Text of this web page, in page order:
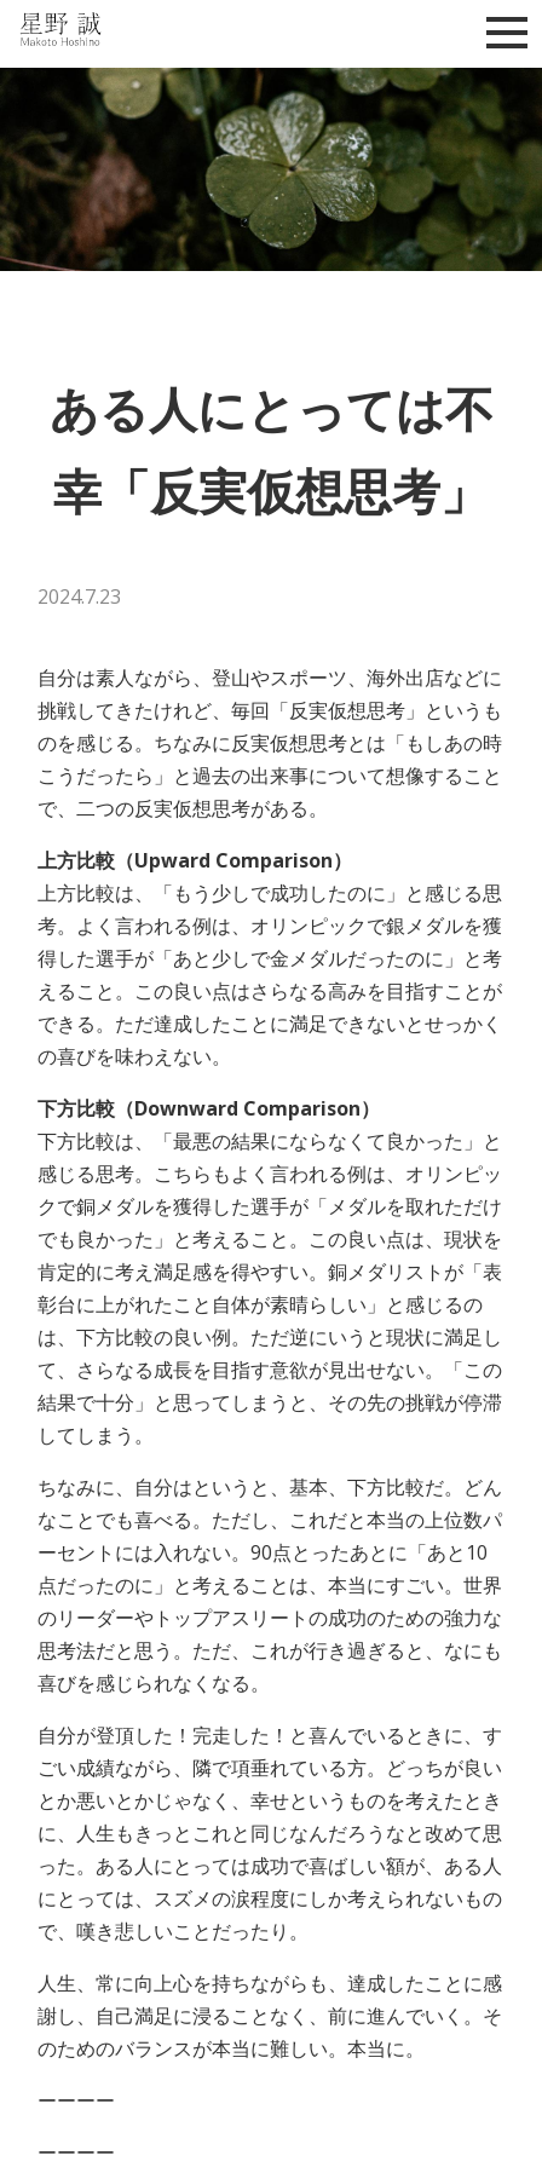
星野誠 makoto hoshino
ある人にとっては不
幸「反実仮想思考」
2024.7.23
自分は素人ながら、登山やスポーツ、海外出店などに
挑戦してきたけれど、毎回「反実仮想思考」というも
のを感じる。ちなみに反実仮想思考とは「もしあの時
こうだったら」と過去の出来事について想像すること
で、二つの反実仮想思考がある。
上方比較（Upward Comparison）
上方比較は、「もう少しで成功したのに」と感じる思
考。よく言われる例は、オリンピックで銀メダルを獲
得した選手が「あと少しで金メダルだったのに」と考
えること。この良い点はさらなる高みを目指すことが
できる。ただ達成したことに満足できないとせっかく
の喜びを味わえない。
下方比較（Downward Comparison）
下方比較は、「最悪の結果にならなくて良かった」と
感じる思考。こちらもよく言われる例は、オリンピッ
クで銅メダルを獲得した選手が「メダルを取れただけ
でも良かった」と考えること。この良い点は、現状を
肯定的に考え満足感を得やすい。銅メダリストが「表
彰台に上がれたこと自体が素晴らしい」と感じるの
は、下方比較の良い例。ただ逆にいうと現状に満足し
て、さらなる成長を目指す意欲が見出せない。「この
結果で十分」と思ってしまうと、その先の挑戦が停滞
してしまう。
ちなみに、自分はというと、基本、下方比較だ。どん
なことでも喜べる。ただし、これだと本当の上位数パ
ーセントには入れない。90点とったあとに「あと10
点だったのに」と考えることは、本当にすごい。世界
のリーダーやトップアスリートの成功のための強力な
思考法だと思う。ただ、これが行き過ぎると、なにも
喜びを感じられなくなる。
自分が登頂した！完走した！と喜んでいるときに、す
ごい成績ながら、隣で項垂れている方。どっちが良い
とか悪いとかじゃなく、幸せというものを考えたとき
に、人生もきっとこれと同じなんだろうなと改めて思
った。ある人にとっては成功で喜ばしい額が、ある人
にとっては、スズメの涙程度にしか考えられないもの
で、嘆き悲しいことだったり。
人生、常に向上心を持ちながらも、達成したことに感
謝し、自己満足に浸ることなく、前に進んでいく。そ
のためのバランスが本当に難しい。本当に。
ーーーー
ーーーー